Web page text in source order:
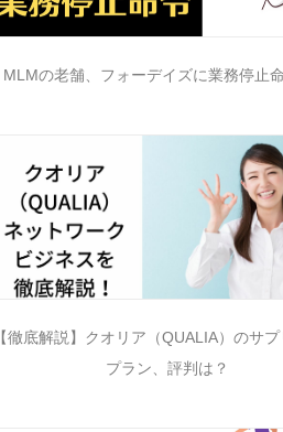
MLMの老舗、フォーデイズに業務停止
【徹底解説】クオリア（QUALIA）のサ
プラン、評判は？